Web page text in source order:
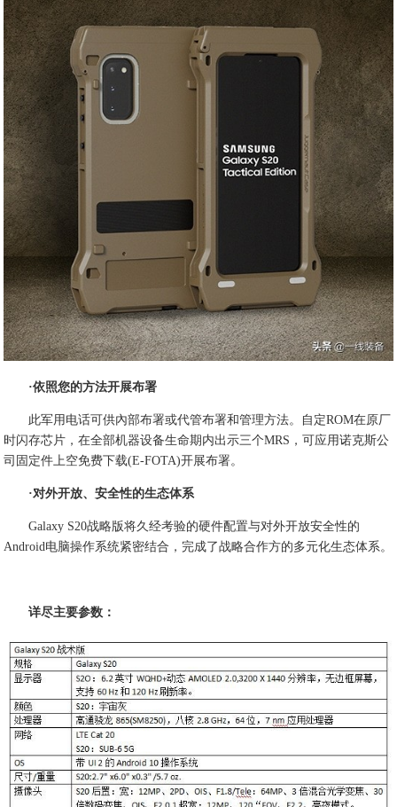
·依照您的方法开展布署
此军用电话可供內部布署或代管布署和管理方法。自定ROM在原厂
时闪存芯片，在全部机器设备生命期内出示三个MRS，可应用诺克斯公
司固定件上空免费下载(E-FOTA)开展布署。
·对外开放、安全性的生态体系
Galaxy S20战略版将久经考验的硬件配置与对外开放安全性的
Android电脑操作系统紧密结合，完成了战略合作方的多元化生态体系。
详尽主要参数：